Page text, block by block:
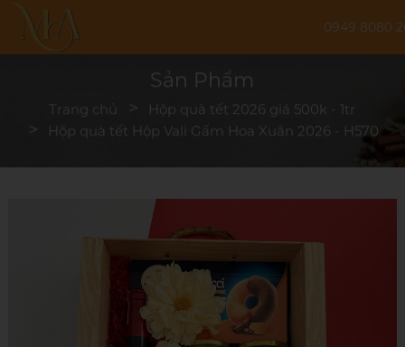
0949 8080
Sản Phẩm
Trang chủ
Hộp quà tết 2026 giá 500k - 1tr
Hộp quà tết Hộp Vali Gấm Hoa Xuân 2026 - H570